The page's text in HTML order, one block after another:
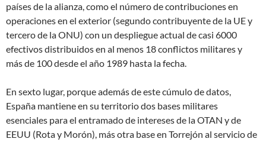
países de la alianza, como el número de contribuciones en
operaciones en el exterior (segundo contribuyente de la UE y
tercero de la ONU) con un despliegue actual de casi 6000
efectivos distribuidos en al menos 18 conflictos militares y
más de 100 desde el año 1989 hasta la fecha.
En sexto lugar, porque además de este cúmulo de datos,
España mantiene en su territorio dos bases militares
esenciales para el entramado de intereses de la OTAN y de
EEUU (Rota y Morón), más otra base en Torrejón al servicio de